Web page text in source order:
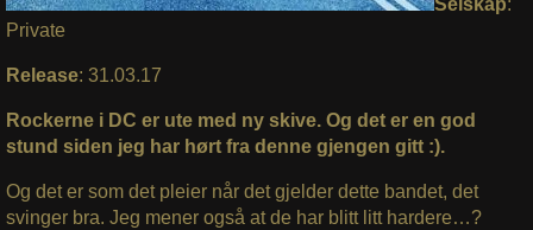
Private
Release: 31.03.17
Rockerne i DC er ute med ny skive. Og det er en god
stund siden jeg har hørt fra denne gjengen gitt :).
Og det er som det pleier når det gjelder dette bandet, det
svinger bra. Jeg mener også at de har blitt litt hardere…?